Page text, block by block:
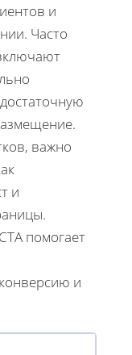
и
Часто
важно
и
помогает
и